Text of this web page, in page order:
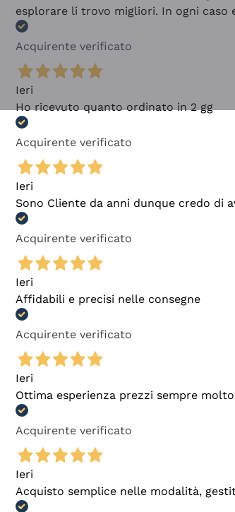
esplorare li trovo migliori. In ogni caso
Acquirente verificato
Ieri
Ho ricevuto quanto ordinato in 2 gg
Acquirente verificato
Ieri
Sono Cliente da anni dunque credo di
Acquirente verificato
Ieri
Affidabili e precisi nelle consegne
Acquirente verificato
Ieri
Ottima esperienza prezzi sempre
Acquirente verificato
Ieri
Acquisto semplice nelle modalità,